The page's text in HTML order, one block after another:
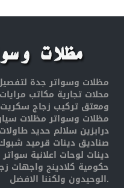
مظلات وسواتر جدة
محلات تجارية مكاتب
ومعتق تركيب زجاج
مظلات وسواتر مظلات
درابزين سلالم حديد
صناديق دينات قرميد
دينات لوحات اعلانية
حكومية كلادينج واجهات
الوحيدون ولكننا الافضل.